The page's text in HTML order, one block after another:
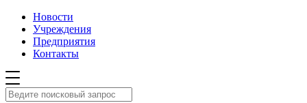
Новости
Учреждения
Предприятия
Контакты